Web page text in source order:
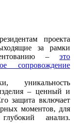
проекта
за рамки
– это
сопровождение
уникальность
– ценный и
защита включает
моментов, для
анализ.